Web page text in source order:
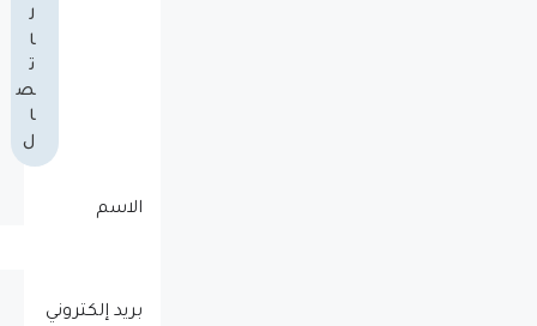
ل
ا
ت
ص
ا
ل
الاسم
بريد إلكتروني